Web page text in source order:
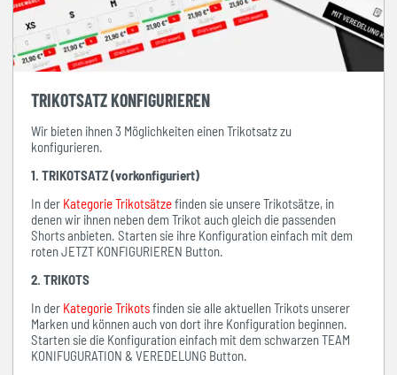
TRIKOTSATZ KONFIGURIEREN
Wir bieten ihnen 3 Möglichkeiten einen Trikotsatz zu
konfigurieren.
1. TRIKOTSATZ (vorkonfiguriert)
In der Kategorie Trikotsätzefinden sie unsere Trikotsätze, in
denen wir ihnen neben dem Trikot auch gleich die passenden
Shorts anbieten. Starten sie ihre Konfiguration einfach mit dem
roten JETZT KONFIGURIEREN Button.
2. TRIKOTS
In der Kategorie Trikotsfinden sie alle aktuellen Trikots unserer
Marken und können auch von dort ihre Konfiguration beginnen.
Starten sie die Konfiguration einfach mit dem schwarzen TEAM
KONIFUGURATION & VEREDELUNG Button.